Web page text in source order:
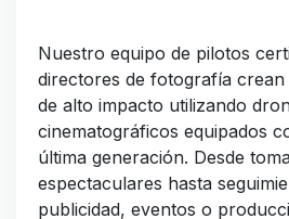
Nuestro equipo de pilotos
directores de fotografía
de alto impacto utilizando
cinematográficos equipados
última generación. Desde
espectaculares hasta
publicidad, eventos o